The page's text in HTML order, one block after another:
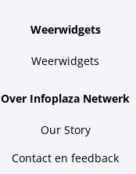
Weerwidgets
Weerwidgets
Over Infoplaza Netwerk
Our Story
Contact en feedback